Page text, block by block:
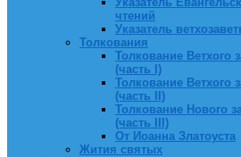
чтений
Указатель
Толкования
Толкование Ветхого
(часть I)
Толкование Ветхого
(часть II)
Толкование Нового
(часть III)
От Иоанна Златоуста
Жития святых